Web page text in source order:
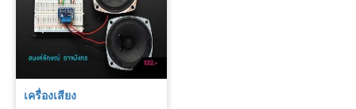
เครื่องเสียง